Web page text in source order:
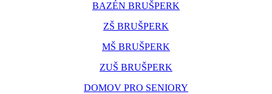
BAZÉN BRUŠPERK
ZŠ BRUŠPERK
MŠ BRUŠPERK
ZUŠ BRUŠPERK
DOMOV PRO SENIORY